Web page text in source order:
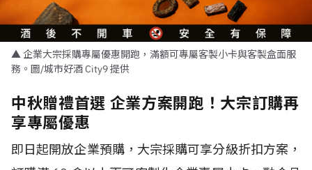
▲ 企業大宗採購專屬優惠開跑，滿額可專屬客製小卡與客製盒面服
務。圖/城市好酒 City9 提供
中秋贈禮首選 企業方案開跑！大宗訂購再
享專屬優惠
即日起開放企業預購，大宗採購可享分級折扣方案，